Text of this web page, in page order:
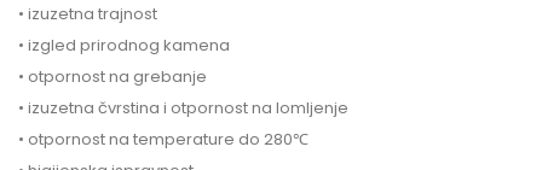
• izuzetna trajnost
• izgled prirodnog kamena
• otpornost na grebanje
• izuzetna čvrstina i otpornost na lomljenje
• otpornost na temperature do 280℃